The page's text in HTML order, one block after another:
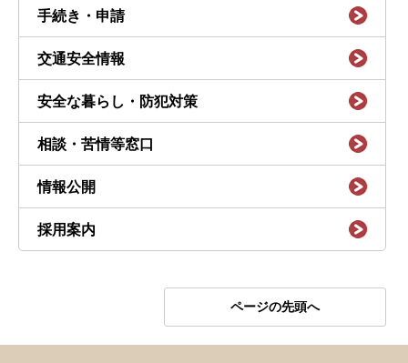
手続き・申請
交通安全情報
安全な暮らし・防犯対策
相談・苦情等窓口
情報公開
採用案内
ページの先頭へ